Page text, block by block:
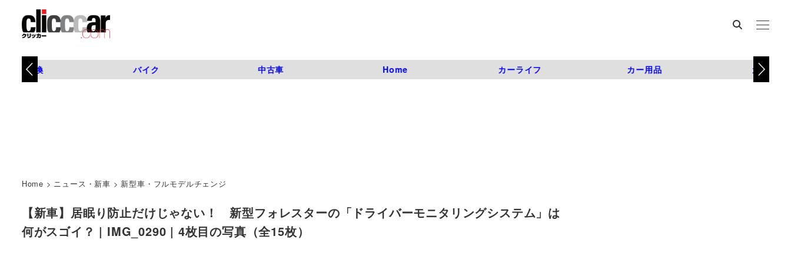
タイヤ交換 バイク 中古車 Home カーライフ カー用品 カスタム
Home > ニュース・新車 > 新型車・フルモデルチェンジ
【新車】居眠り防止だけじゃない！ 新型フォレスターの「ドライバーモニタリングシステム」は
何がスゴイ？ | IMG_0290 | 4枚目の写真（全15枚）